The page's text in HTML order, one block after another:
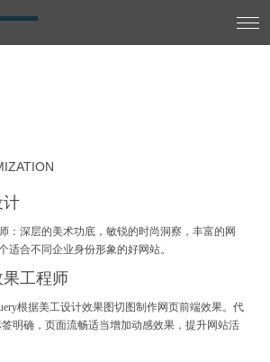
计
：深层的美术功底，敏锐的时尚洞察，丰富的网
适合不同企业身份形象的好网站。
工程师
根据美工设计效果图切图制作网页前端效果。代
明确，页面流畅适当增加动感效果，提升网站活